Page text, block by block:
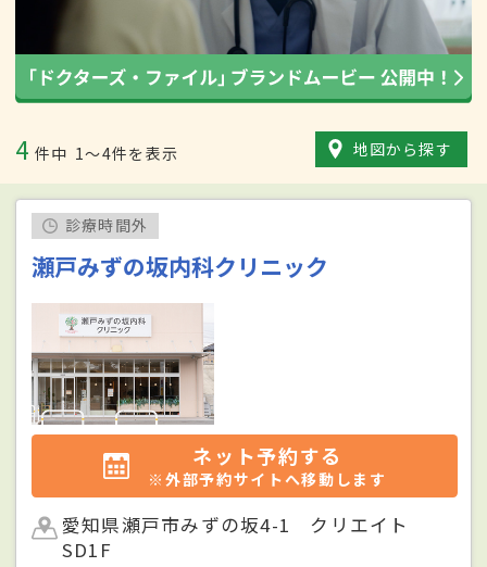
4 件中 1〜4件を表示 地図から探す
診療時間外
瀬戸みずの坂内科クリニック
ネット予約する
※外部予約サイトへ移動します
愛知県瀬戸市みずの坂4-1 クリエイト
SD1F